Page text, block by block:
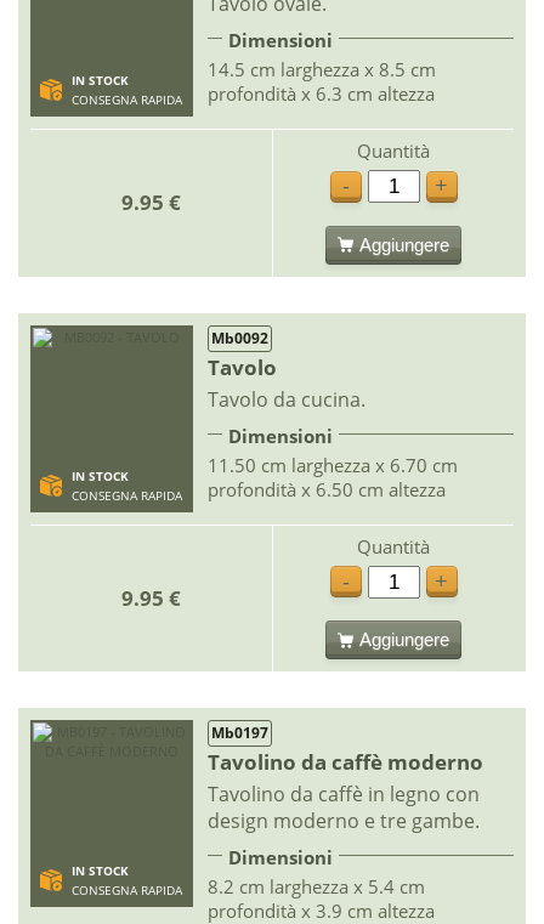
IN STOCK
CONSEGNA RAPIDA
Dimensioni
14.5 cm larghezza x 8.5 cm
profondità x 6.3 cm altezza
9.95 €
Quantità
-
+
Aggiungere
IN STOCK
CONSEGNA RAPIDA
Mb0092
Tavolo
Tavolo da cucina.
Dimensioni
11.50 cm larghezza x 6.70 cm
profondità x 6.50 cm altezza
9.95 €
Quantità
-
+
Aggiungere
IN STOCK
CONSEGNA RAPIDA
Mb0197
Tavolino da caffè moderno
Tavolino da caffè in legno con
design moderno e tre gambe.
Dimensioni
8.2 cm larghezza x 5.4 cm
profondità x 3.9 cm altezza